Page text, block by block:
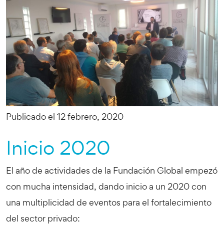
Publicado el 12 febrero, 2020
Inicio 2020
El año de actividades de la Fundación Global empezó
con mucha intensidad, dando inicio a un 2020 con
una multiplicidad de eventos para el fortalecimiento
del sector privado: